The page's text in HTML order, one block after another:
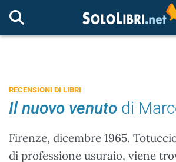
RECENSIONI DI LIBRI
Il nuovo venuto di
Firenze, dicembre 1965.
di professione usuraio, viene